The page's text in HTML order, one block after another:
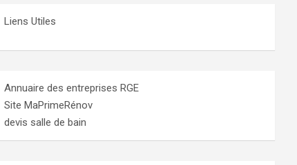
Liens Utiles
Annuaire des entreprises RGE
Site MaPrimeRénov
devis salle de bain